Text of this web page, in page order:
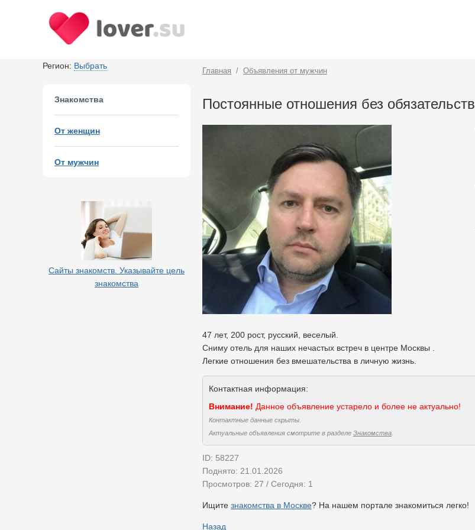
Регион: Выбрать
Знакомства
От женщин
От мужчин
Сайты знакомств. Указывайте цель
знакомства
Главная / Объявления от мужчин
Постоянные отношения без обязательств
47 лет, 200 рост, русский, веселый.
Сниму отель для наших нечастых встреч в центре Москвы .
Легкие отношения без вмешательства в личную жизнь.
Контактная информация:
Внимание! Данное объявление устарело и более не актуально!
Контактные данные скрыты.
Актуальные объявления смотрите в разделе Знакомства
ID: 58227
Поднято: 21.01.2026
Просмотров: 27 / Сегодня: 1
Ищите знакомства в Москве? На нашем портале знакомиться легко!
Назад